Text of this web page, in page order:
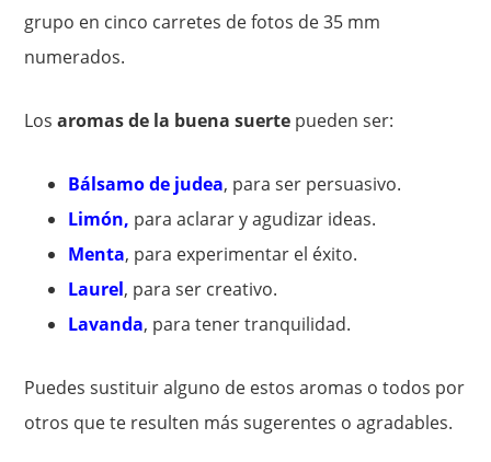
grupo en cinco carretes de fotos de 35 mm
numerados.
Los aromas de la buena suerte pueden ser:
Bálsamo de judea, para ser persuasivo.
Limón, para aclarar y agudizar ideas.
Menta, para experimentar el éxito.
Laurel, para ser creativo.
Lavanda, para tener tranquilidad.
Puedes sustituir alguno de estos aromas o todos por
otros que te resulten más sugerentes o agradables.